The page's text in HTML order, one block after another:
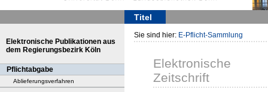
Titel
Elektronische Publikationen aus
dem Regierungsbezirk Köln
Pflichtabgabe
Ablieferungsverfahren
Sie sind hier: E-Pflicht-Sammlung
Elektronische
Zeitschrift